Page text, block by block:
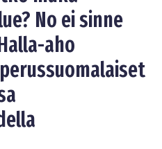
No ei sinne
aho